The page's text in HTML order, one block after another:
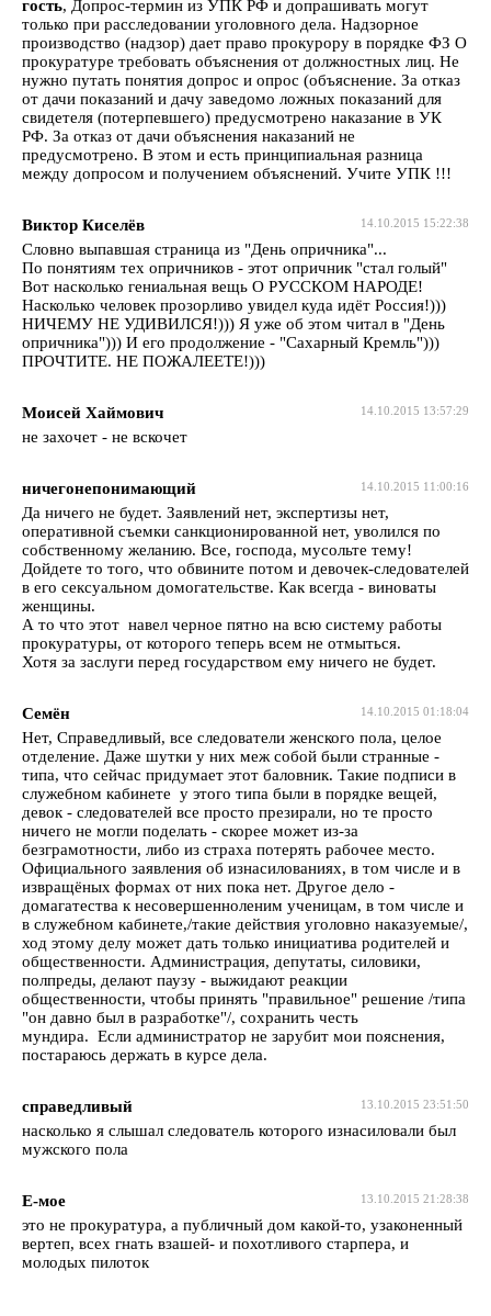
гость, Допрос-термин из УПК РФ и допрашивать могут
только при расследовании уголовного дела. Надзорное
производство (надзор) дает право прокурору в порядке ФЗ О
прокуратуре требовать объяснения от должностных лиц. Не
нужно путать понятия допрос и опрос (объяснение. За отказ
от дачи показаний и дачу заведомо ложных показаний для
свидетеля (потерпевшего) предусмотрено наказание в УК
РФ. За отказ от дачи объяснения наказаний не
предусмотрено. В этом и есть принципиальная разница
между допросом и получением объяснений. Учите УПК !!!
14.10.2015 15:22:38
Виктор Киселёв
Словно выпавшая страница из "День опричника"...
По понятиям тех опричников - этот опричник "стал голый"
Вот насколько гениальная вещь О РУССКОМ НАРОДЕ!
Насколько человек прозорливо увидел куда идёт Россия!)))
НИЧЕМУ НЕ УДИВИЛСЯ!))) Я уже об этом читал в "День
опричника"))) И его продолжение - "Сахарный Кремль")))
ПРОЧТИТЕ. НЕ ПОЖАЛЕЕТЕ!)))
14.10.2015 13:57:29
Моисей Хаймович
не захочет - не вскочет
14.10.2015 11:00:16
ничегонепонимающий
Да ничего не будет. Заявлений нет, экспертизы нет,
оперативной съемки санкционированной нет, уволился по
собственному желанию. Все, господа, мусольте тему!
Дойдете то того, что обвините потом и девочек-следователей
в его сексуальном домогательстве. Как всегда - виноваты
женщины.
А то что этот навел черное пятно на всю систему работы
прокуратуры, от которого теперь всем не отмыться.
Хотя за заслуги перед государством ему ничего не будет.
14.10.2015 01:18:04
Семён
Нет, Справедливый, все следователи женского пола, целое
отделение. Даже шутки у них меж собой были странные -
типа, что сейчас придумает этот баловник. Такие подписи в
служебном кабинете у этого типа были в порядке вещей,
девок - следователей все просто презирали, но те просто
ничего не могли поделать - скорее может из-за
безграмотности, либо из страха потерять рабочее место.
Официального заявления об изнасилованиях, в том числе и в
извращёных формах от них пока нет. Другое дело -
домагатества к несовершенноленим ученицам, в том числе и
в служебном кабинете,/такие действия уголовно наказуемые/,
ход этому делу может дать только инициатива родителей и
общественности. Администрация, депутаты, силовики,
полпреды, делают паузу - выжидают реакции
общественности, чтобы принять "правильное" решение /типа
"он давно был в разработке"/, сохранить честь
мундира. Если администратор не зарубит мои пояснения,
постараюсь держать в курсе дела.
13.10.2015 23:51:50
справедливый
насколько я слышал следователь которого изнасиловали был
мужского пола
13.10.2015 21:28:38
Е-мое
это не прокуратура, а публичный дом какой-то, узаконенный
вертеп, всех гнать взашей- и похотливого старпера, и
молодых пилоток